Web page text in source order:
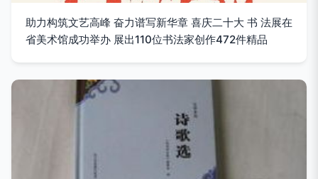
助力构筑文艺高峰 奋力谱写新华章 喜庆二十大 书 法展在
省美术馆成功举办 展出110位书法家创作472件精品